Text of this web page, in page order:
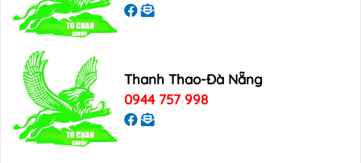
Thanh Thao-Đà Nẵng
0944 757 998